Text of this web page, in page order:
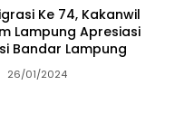
Ke 74, Kakanwil
Lampung Apresiasi
Bandar Lampung
26/01/2024